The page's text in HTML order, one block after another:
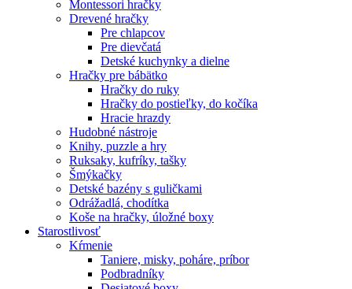
Montessori hračky
Drevené hračky
Pre chlapcov
Pre dievčatá
Detské kuchynky a dielne
Hračky pre bábätko
Hračky do ruky
Hračky do postieľky, do kočíka
Hracie hrazdy
Hudobné nástroje
Knihy, puzzle a hry
Ruksaky, kufríky, tašky
Šmýkačky
Detské bazény s guličkami
Odrážadlá, chodítka
Koše na hračky, úložné boxy
Starostlivosť
Kŕmenie
Taniere, misky, poháre, príbor
Podbradníky